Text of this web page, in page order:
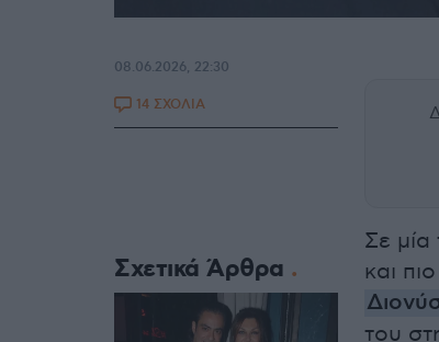
Σε
και
του
08.06.2026, 22:30
14 ΣΧΟΛΙΑ
Σχετικά Άρθρα